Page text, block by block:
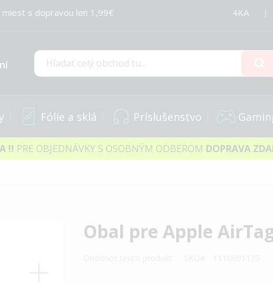
s dopravou len 1,99€ 4KA
Hľadať
Fólie a sklá Príslušenstvo
!! PRE OBJEDNÁVKY S OSOBNÝM ODBEROM DOPRAVA
Obal pre Apple